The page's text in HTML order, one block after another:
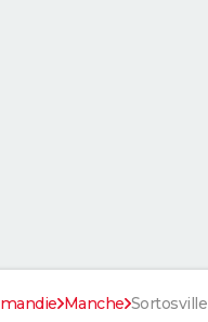
Manche